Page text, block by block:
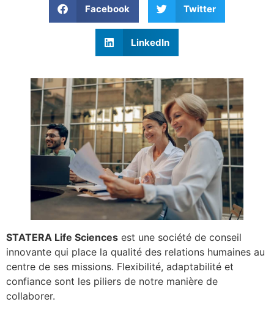
Facebook Twitter
LinkedIn
STATERA Life Sciences est une société de conseil
innovante qui place la qualité des relations humaines au
centre de ses missions. Flexibilité, adaptabilité et
confiance sont les piliers de notre manière de
collaborer.